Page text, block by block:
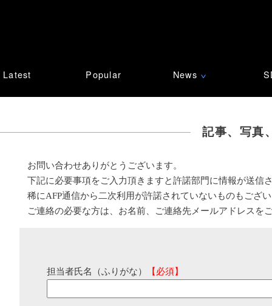
Latest Popular News ∨
記事、写真
お問い合わせありがとうございます。
下記に必要事項をご入力頂きますと許諾部門に情報が送信
稀にAFP通信から二次利用が許諾されていないものもござ
ご連絡の必要な方は、お名前、ご連絡先メールアドレスを
担当者氏名（ふりがな） 【必須】